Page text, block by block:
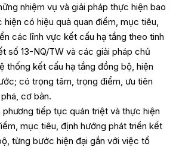
nhiệm vụ và giải pháp thực hiện bao
có hiệu quả quan điểm, mục tiêu,
các lĩnh vực kết cấu hạ tầng theo tinh
số 13-NQ/TW và các giải pháp chủ
thống kết cấu hạ tầng đồng bộ, hiện
có trọng tâm, trọng điểm, ưu tiên
cơ bản.
phương tiếp tục quán triệt và thực hiện
mục tiêu, định hướng phát triển kết
từng bước hiện đại gắn với việc tổ